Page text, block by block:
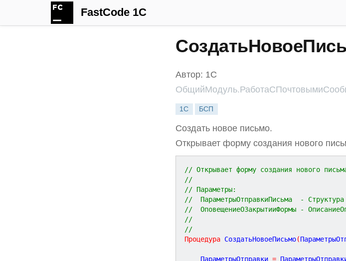
FastCode 1C
Автор: 1С
1С БСП
Создать новое письмо.
Открывает форму создания нового
// Открывает форму создания нового
//
// Параметры:
//  ПараметрыОтправкиПисьма  -
//  ОповещениеОЗакрытииФормы -
//
//
Процедура СоздатьНовоеПисьмо(
	ПараметрыОтправки
=